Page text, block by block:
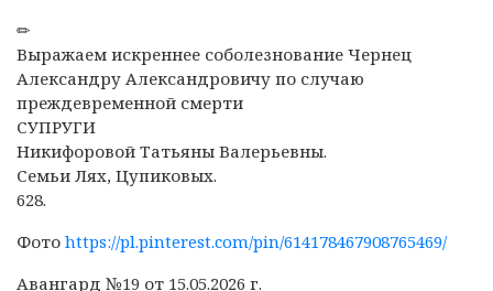
✏
Выражаем искреннее соболезнование Чернец
Александру Александровичу по случаю
преждевременной смерти
СУПРУГИ
Никифоровой Татьяны Валерьевны.
Семьи Лях, Цупиковых.
628.
Фото https://pl.pinterest.com/pin/614178467908765469/
Авангард №19 от 15.05.2026 г.